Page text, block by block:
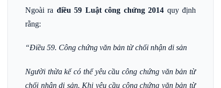
Ngoài ra điều 59 Luật công chứng 2014 quy định
rằng:
“Điều 59. Công chứng văn bản từ chối nhận di sản
Người thừa kế có thể yêu cầu công chứng văn bản từ
chối nhận di sản. Khi yêu cầu công chứng văn bản từ